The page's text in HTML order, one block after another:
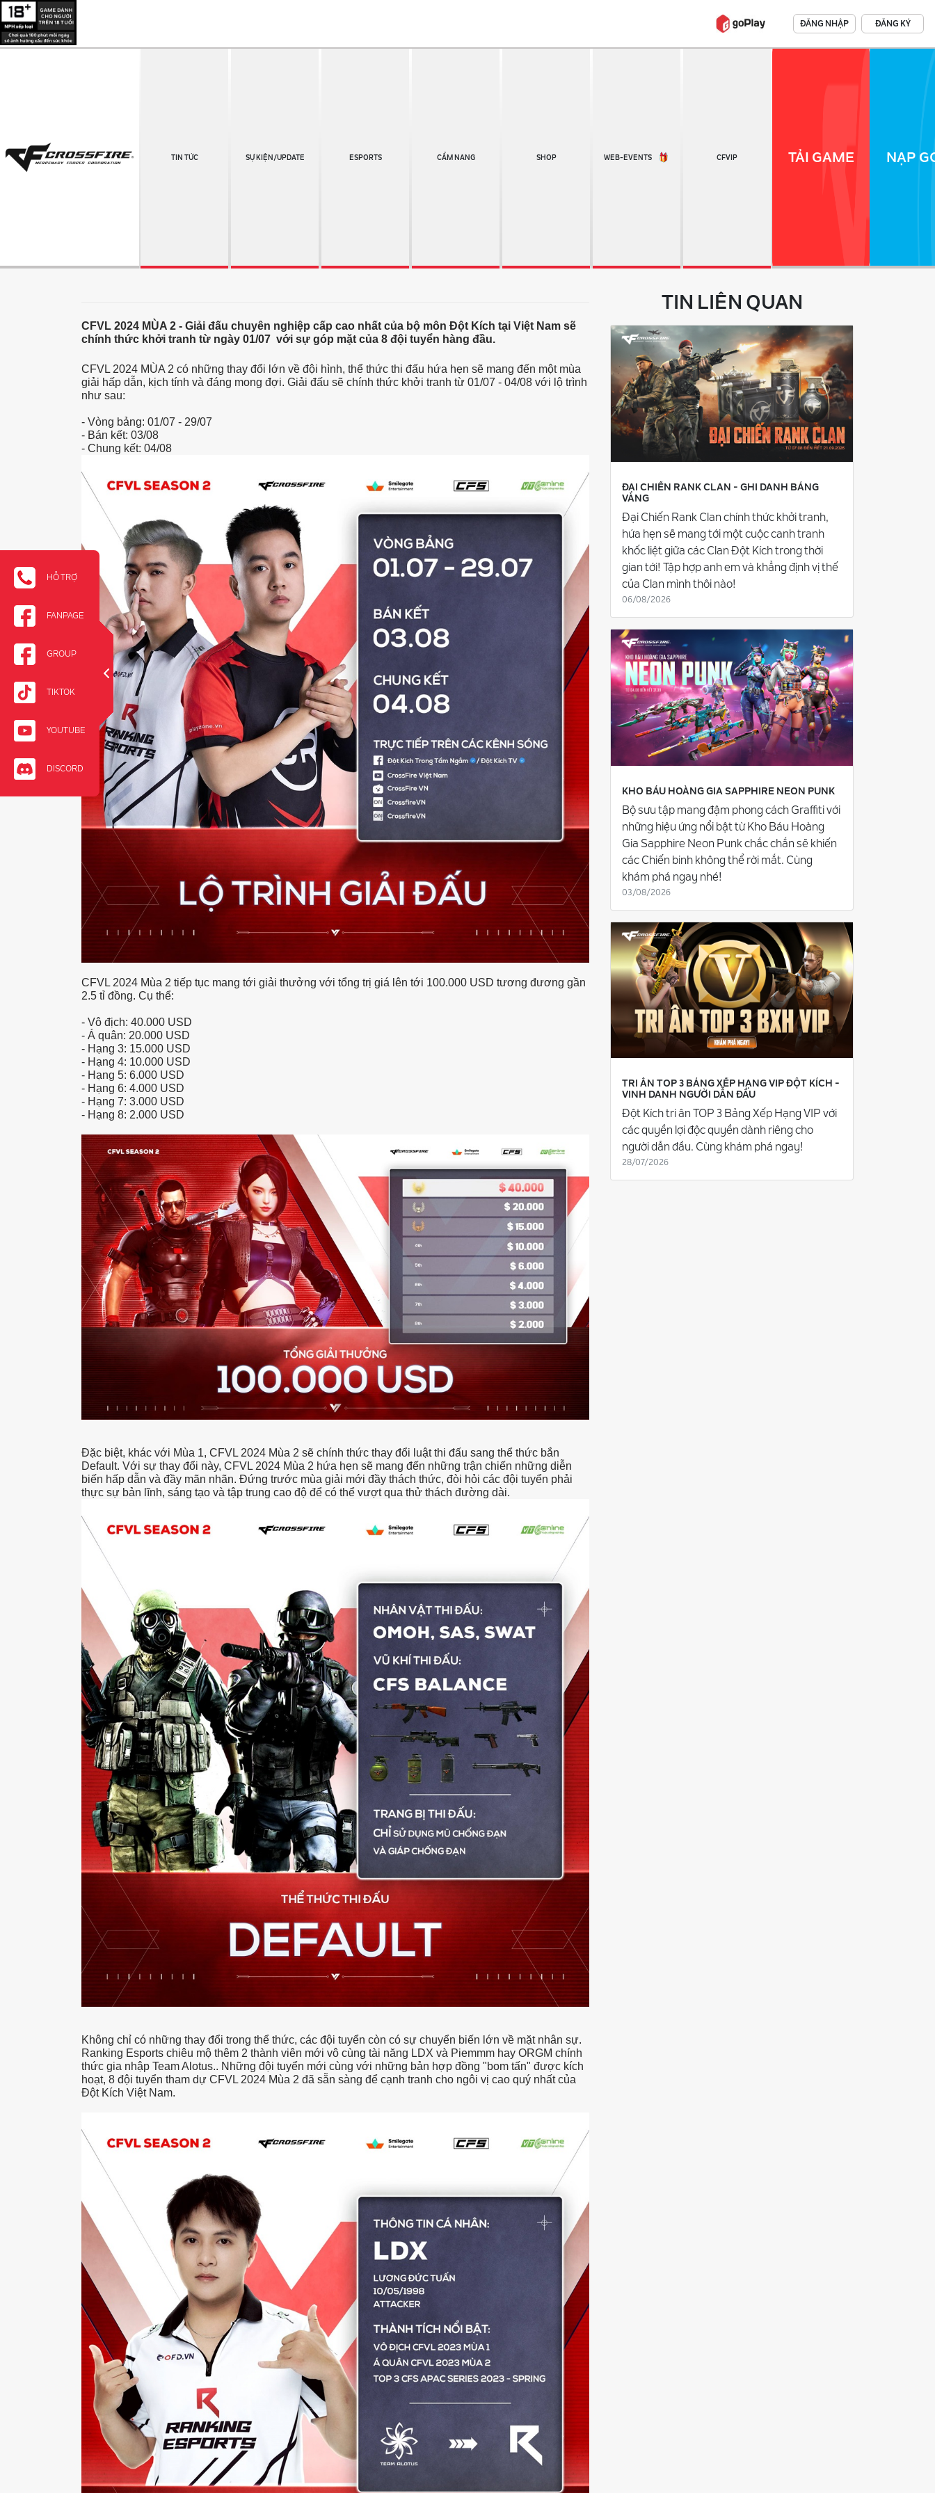
HỖ TRỢ
FANPAGE
GROUP
TIKTOK
YOUTUBE
DISCORD
ĐĂNG NHẬP ĐĂNG KÝ
TIN TỨC SỰ KIỆN/UPDATE ESPORTS CẨM NANG SHOP WEB-EVENTS CFVIP TẢI GAME NẠP
CFVL 2024 MÙA 2 - Giải đấu chuyên nghiệp cấp cao nhất của bộ môn Đột Kích tại Việt Nam sẽ
chính thức khởi tranh từ ngày 01/07 với sự góp mặt của 8 đội tuyển hàng đầu.
CFVL 2024 MÙA 2 có những thay đổi lớn về đội hình, thể thức thi đấu hứa hẹn sẽ mang đến một mùa
giải hấp dẫn, kịch tính và đáng mong đợi. Giải đấu sẽ chính thức khởi tranh từ 01/07 - 04/08 với lộ trình
như sau:
- Vòng bảng: 01/07 - 29/07
- Bán kết: 03/08
- Chung kết: 04/08
CFVL 2024 Mùa 2 tiếp tục mang tới giải thưởng với tổng trị giá lên tới 100.000 USD tương đương gần
2.5 tỉ đồng. Cụ thể:
- Vô địch: 40.000 USD
- Á quân: 20.000 USD
- Hạng 3: 15.000 USD
- Hạng 4: 10.000 USD
- Hạng 5: 6.000 USD
- Hạng 6: 4.000 USD
- Hạng 7: 3.000 USD
- Hạng 8: 2.000 USD
Đặc biệt, khác với Mùa 1, CFVL 2024 Mùa 2 sẽ chính thức thay đổi luật thi đấu sang thể thức bắn
Default. Với sự thay đổi này, CFVL 2024 Mùa 2 hứa hẹn sẽ mang đến những trận chiến những diễn
biến hấp dẫn và đầy mãn nhãn. Đứng trước mùa giải mới đầy thách thức, đòi hỏi các đội tuyển phải
thực sự bản lĩnh, sáng tạo và tập trung cao độ để có thể vượt qua thử thách đường dài.
Không chỉ có những thay đổi trong thể thức, các đội tuyển còn có sự chuyển biến lớn về mặt nhân sự.
Ranking Esports chiêu mộ thêm 2 thành viên mới vô cùng tài năng LDX và Piemmm hay ORGM chính
thức gia nhập Team Alotus.. Những đội tuyển mới cùng với những bản hợp đồng "bom tấn" được kích
hoạt, 8 đội tuyển tham dự CFVL 2024 Mùa 2 đã sẵn sàng để cạnh tranh cho ngôi vị cao quý nhất của
Đột Kích Việt Nam.
TIN LIÊN QUAN
ĐẠI CHIẾN RANK CLAN - GHI DANH BẢNG
VÀNG
Đại Chiến Rank Clan chính thức khởi tranh,
hứa hẹn sẽ mang tới một cuộc canh tranh
khốc liệt giữa các Clan Đột Kích trong thời
gian tới! Tập hợp anh em và khẳng định vị thế
của Clan mình thôi nào!
06/08/2026
KHO BÁU HOÀNG GIA SAPPHIRE NEON PUNK
Bộ sưu tập mang đậm phong cách Graffiti với
những hiệu ứng nổi bật từ Kho Báu Hoàng
Gia Sapphire Neon Punk chắc chắn sẽ khiến
các Chiến binh không thể rời mắt. Cùng
khám phá ngay nhé!
03/08/2026
TRI ÂN TOP 3 BẢNG XẾP HẠNG VIP ĐỘT KÍCH -
VINH DANH NGƯỜI DẪN ĐẦU
Đột Kích tri ân TOP 3 Bảng Xếp Hạng VIP với
các quyền lợi độc quyền dành riêng cho
người dẫn đầu. Cùng khám phá ngay!
28/07/2026